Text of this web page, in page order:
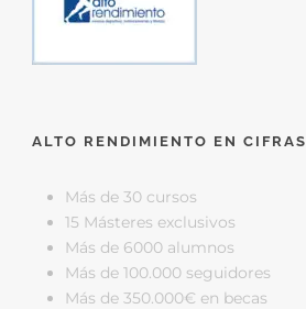
ALTO RENDIMIENTO EN CIFRAS
Más de 30 cursos
15 Másteres exclusivos
Más de 6000 alumnos
Más de 100.000 seguidores
Más de 350.000€ en becas